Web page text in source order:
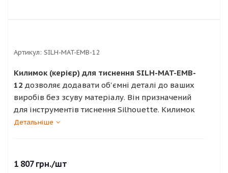
Артикул: SILH-MAT-EMB-12
Килимок (керієр) для тиснення SILH-MAT-EMB-
12 дозволяє додавати об'ємні деталі до ваших
виробів без зсуву матеріалу. Він призначений
для інструментів тиснення Silhouette. Килимок
забезпечує особливе вакуумне утримання
інструмент (із тонким або широким
накінечником) витискає рельєфні візерунки. Без
Детальніше
1 807грн./шт